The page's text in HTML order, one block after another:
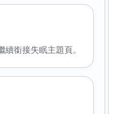
銜接失眠主題頁。